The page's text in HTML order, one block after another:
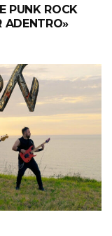
PUNK ROCK
ADENTRO»